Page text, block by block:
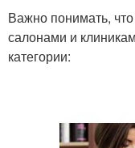
Важно понимать,
салонами и
категории: